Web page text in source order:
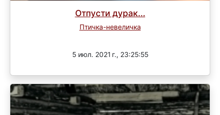
Отпусти дурак...
Птичка-невеличка
5 июл. 2021 г., 23:25:55